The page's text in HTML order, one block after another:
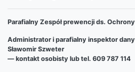
Parafialny Zespół prewencji ds.
Administrator i parafialny inspektor
Sławomir Szweter
— kontakt osobisty lub tel. 609 787 114